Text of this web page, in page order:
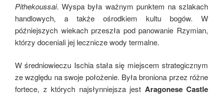
Pithekoussai. Wyspa była ważnym punktem na szlakach
handlowych, a także ośrodkiem kultu bogów. W
późniejszych wiekach przeszła pod panowanie Rzymian,
którzy doceniali jej lecznicze wody termalne.
W średniowieczu Ischia stała się miejscem strategicznym
ze względu na swoje położenie. Była broniona przez różne
fortece, z których najsłynniejsza jest Aragonese Castle